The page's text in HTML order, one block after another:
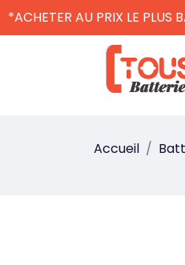
*ACHETER AU PRIX LE PLUS
Accueil